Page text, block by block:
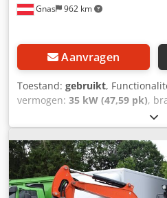
Gnas 962 km
Aanvragen
Toestand: gebruikt,
vermogen: 35 kW (47,59 pk),
, Bouwjaar:
h, totale lengte:4.000 mm,
aandrijftype:Diesel,
Minigraafmachine Staat: Zo
staat: Zeer goed Beschrijving:
bouwjaar 2022 - 956,40